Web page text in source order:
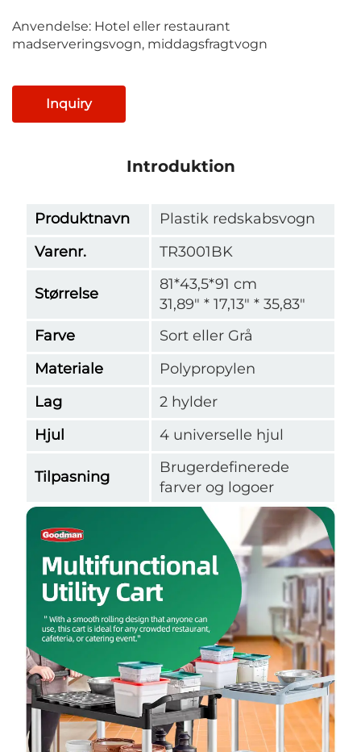
Anvendelse: Hotel eller restaurant
madserveringsvogn, middagsfragtvogn
Inquiry
Introduktion
Produktnavn
Plastik redskabsvogn
Varenr.
TR3001BK
Størrelse
81*43,5*91 cm
31,89" * 17,13" * 35,83"
Farve
Sort eller Grå
Materiale
Polypropylen
Lag
2 hylder
Hjul
4 universelle hjul
Tilpasning
Brugerdefinerede
farver og logoer